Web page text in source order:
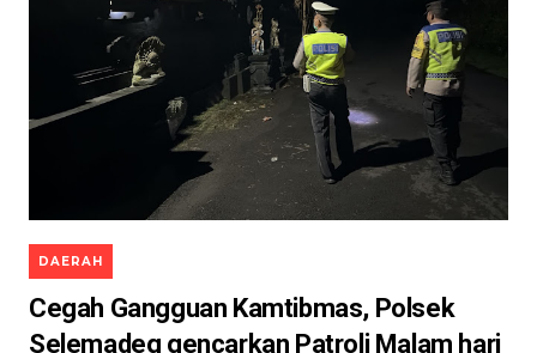
DAERAH
Cegah Gangguan Kamtibmas, Polsek
Selemadeg gencarkan Patroli Malam hari